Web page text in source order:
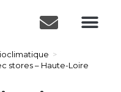
>
stores – Haute-Loire